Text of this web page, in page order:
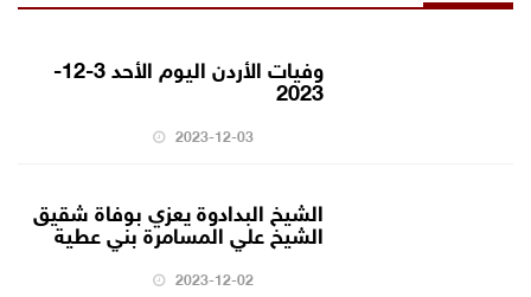
وفيات الأردن اليوم الأحد 3-12-
2023
2023-12-03
الشيخ البدادوة يعزي بوفاة شقيق
الشيخ علي المسامرة بني عطية
2023-12-02